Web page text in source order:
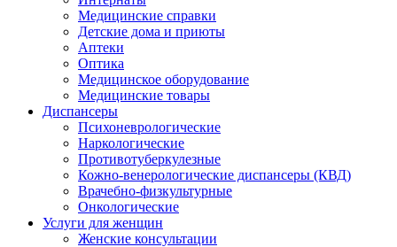
Медицинские справки
Детские дома и приюты
Аптеки
Оптика
Медицинское оборудование
Медицинские товары
Диспансеры
Психоневрологические
Наркологические
Противотуберкулезные
Кожно-венерологические диспансеры (КВД)
Врачебно-физкультурные
Онкологические
Услуги для женщин
Женские консультации